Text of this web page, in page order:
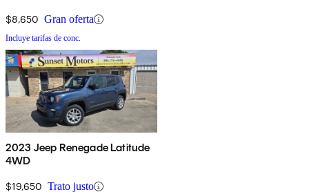
$8,650 Gran oferta
Incluye tarifas de conc.
2023 Jeep Renegade Latitude
4WD
$19,650 Trato justo